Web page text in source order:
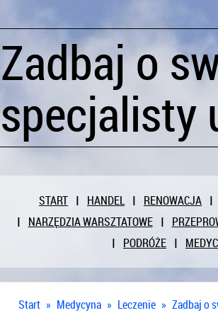
Zadbaj o
specjalisty
START HANDEL
RENOWACJA
NARZĘDZIA WARSZTATOWE
PODRÓŻE
Start » Medycyna » Leczenie » Zadbaj o